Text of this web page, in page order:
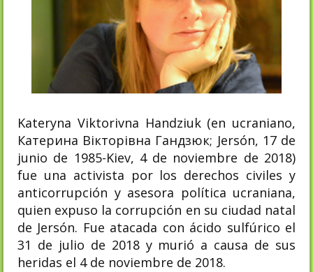
Kateryna Viktorivna Handziuk (en ucraniano,
Катерина Вікторівна Гандзюк; Jersón, 17 de
junio de 1985-Kiev, 4 de noviembre de 2018)​
fue una activista por los derechos civiles y
anticorrupción y asesora política ucraniana,
quien expuso la corrupción en su ciudad natal
de Jersón.​ Fue atacada con ácido sulfúrico el
31 de julio de 2018 y murió a causa de sus
heridas el 4 de noviembre de 2018.